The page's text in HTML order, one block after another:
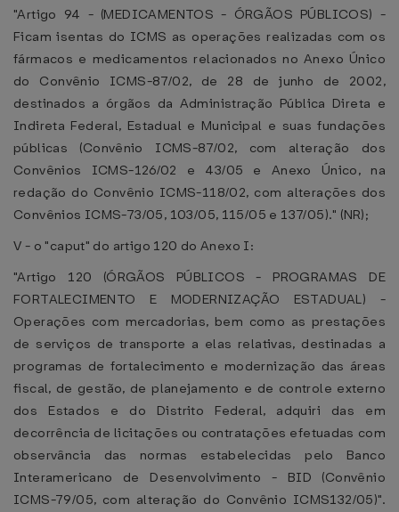
"Artigo 94 - (MEDICAMENTOS - ÓRGÃOS PÚBLICOS) -
Ficam isentas do ICMS as operações realizadas com os
fármacos e medicamentos relacionados no Anexo Único
do Convênio ICMS-87/02, de 28 de junho de 2002,
destinados a órgãos da Administração Pública Direta e
Indireta Federal, Estadual e Municipal e suas fundações
públicas (Convênio ICMS-87/02, com alteração dos
Convênios ICMS-126/02 e 43/05 e Anexo Único, na
redação do Convênio ICMS-118/02, com alterações dos
Convênios ICMS-73/05, 103/05, 115/05 e 137/05)." (NR);
V - o "caput" do artigo 120 do Anexo I:
"Artigo 120 (ÓRGÃOS PÚBLICOS - PROGRAMAS DE
FORTALECIMENTO E MODERNIZAÇÃO ESTADUAL) -
Operações com mercadorias, bem como as prestações
de serviços de transporte a elas relativas, destinadas a
programas de fortalecimento e modernização das áreas
fiscal, de gestão, de planejamento e de controle externo
dos Estados e do Distrito Federal, adquiri das em
decorrência de licitações ou contratações efetuadas com
observância das normas estabelecidas pelo Banco
Interamericano de Desenvolvimento - BID (Convênio
ICMS-79/05, com alteração do Convênio ICMS132/05)".